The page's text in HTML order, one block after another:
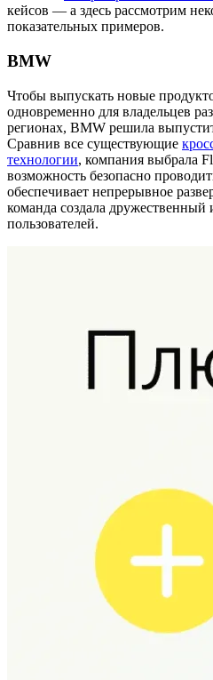
кейсов — а здесь рассмотрим
показательных примеров.
BMW
Чтобы выпускать новые
одновременно для владельцев
регионах, BMW решила
Сравнив все существующие
технологии, компания выбрала
возможность безопасно
обеспечивает непрерывное
команда создала
пользователей.